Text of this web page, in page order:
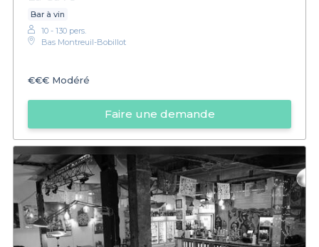
Bar à vin
10 - 130 pers.
Bas Montreuil-Bobillot
€€€ Modéré
Faire une demande